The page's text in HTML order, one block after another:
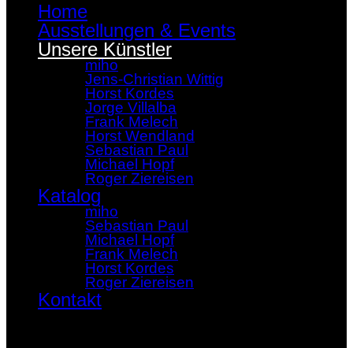
Home
Ausstellungen & Events
Unsere Künstler
miho
Jens-Christian Wittig
Horst Kordes
Jorge Villalba
Frank Melech
Horst Wendland
Sebastian Paul
Michael Hopf
Roger Ziereisen
Katalog
miho
Sebastian Paul
Michael Hopf
Frank Melech
Horst Kordes
Roger Ziereisen
Kontakt